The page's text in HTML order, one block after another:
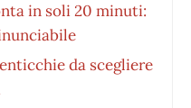
in soli 20 minuti:
da scegliere